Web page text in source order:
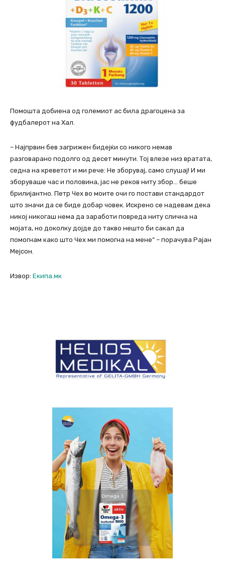
Помошта добиена од големиот ас била драгоцена за
фудбалерот на Хал.
– Најпрвин бев загрижен бидејќи со никого немав
разговарано подолго од десет минути. Тој влезе низ вратата,
седна на креветот и ми рече: Не зборувај, само слушај! И ми
зборуваше час и половина, јас не реков ниту збор… беше
брилијантно. Петр Чех во моите очи го постави стандардот
што значи да се биде добар човек. Искрено се надевам дека
никој никогаш нема да заработи повреда ниту слична на
мојата, но доколку дојде до такво нешто би сакал да
помогнам како што Чех ми помогна на мене“ – порачува Рајан
Мејсон.
Извор: Екипа.мк